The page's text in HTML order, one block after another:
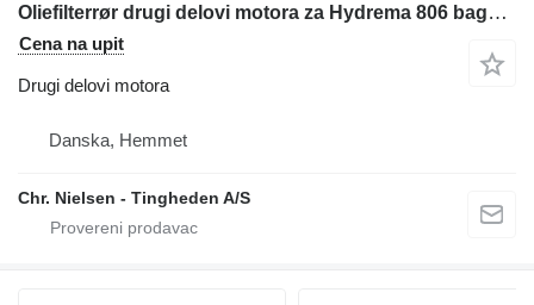
Oliefilterrør drugi delovi motora za Hydrema 806 bagera-utovarivača
Cena na upit
Drugi delovi motora
Danska, Hemmet
Chr. Nielsen - Tingheden A/S